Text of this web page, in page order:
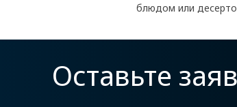
блюдом или
Оставьте